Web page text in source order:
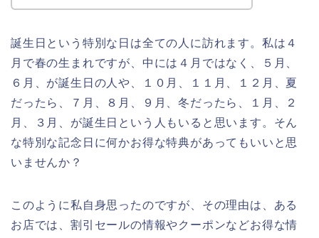
誕生日という特別な日は全ての人に訪れます。私は４
月で春の生まれですが、中には４月ではなく、５月、
６月、が誕生日の人や、１０月、１１月、１２月、夏
だったら、７月、８月、９月、冬だったら、１月、２
月、３月、が誕生日という人もいると思います。そん
な特別な記念日に何かお得な特典があってもいいと思
いませんか？
このように私自身思ったのですが、その理由は、ある
お店では、割引セールの情報やクーポンなどお得な情